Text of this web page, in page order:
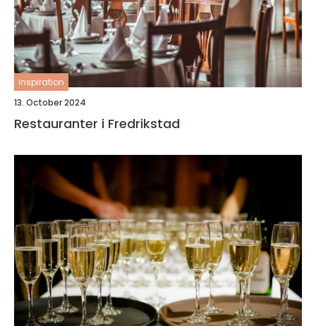
inspiration
13. October 2024
Restauranter i Fredrikstad